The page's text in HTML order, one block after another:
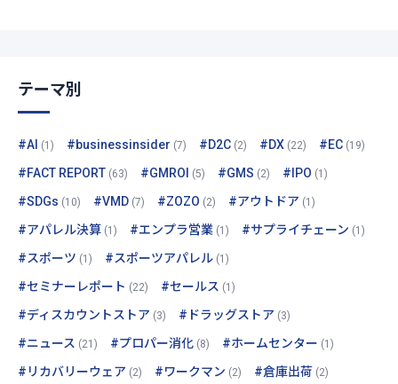
テーマ別
#AI (1) #businessinsider (7) #D2C (2) #DX (22) #EC (19)
#FACT REPORT (63) #GMROI (5) #GMS (2) #IPO (1)
#SDGs (10) #VMD (7) #ZOZO (2) #アウトドア (1)
#アパレル決算 (1) #エンプラ営業 (1) #サプライチェーン (1)
#スポーツ (1) #スポーツアパレル (1)
#セミナーレポート (22) #セールス (1)
#ディスカウントストア (3) #ドラッグストア (3)
#ニュース (21) #プロパー消化 (8) #ホームセンター (1)
#リカバリーウェア (2) #ワークマン (2) #倉庫出荷 (2)